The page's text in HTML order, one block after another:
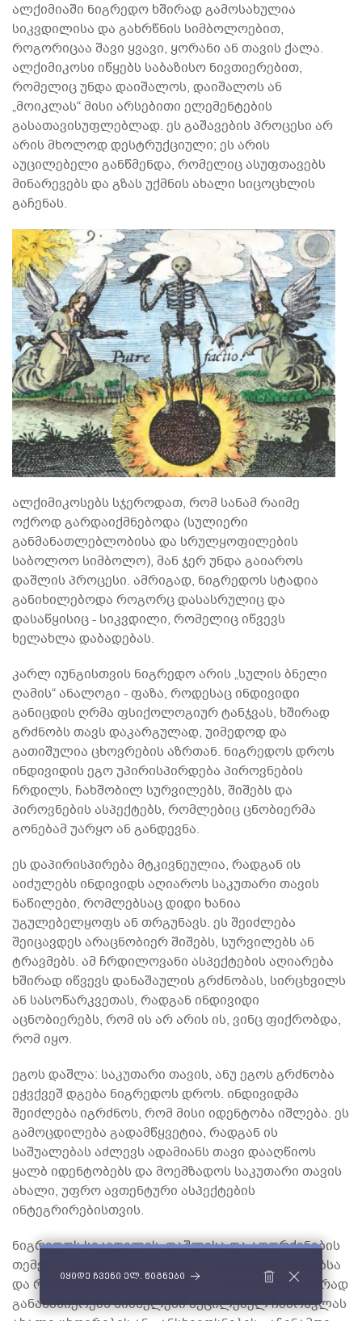
ალქიმიაში ნიგრედო ხშირად გამოსახულია
სიკვდილისა და გახრწნის სიმბოლოებით,
როგორიცაა შავი ყვავი, ყორანი ან თავის ქალა.
ალქიმიკოსი იწყებს საბაზისო ნივთიერებით,
რომელიც უნდა დაიშალოს, დაიშალოს ან
„მოიკლას“ მისი არსებითი ელემენტების
გასათავისუფლებლად. ეს გაშავების პროცესი არ
არის მხოლოდ დესტრუქციული; ეს არის
აუცილებელი განწმენდა, რომელიც ასუფთავებს
მინარევებს და გზას უქმნის ახალი სიცოცხლის
გაჩენას.
ალქიმიკოსებს სჯეროდათ, რომ სანამ რაიმე
ოქროდ გარდაიქმნებოდა (სულიერი
განმანათლებლობისა და სრულყოფილების
საბოლოო სიმბოლო), მან ჯერ უნდა გაიაროს
დაშლის პროცესი. ამრიგად, ნიგრედოს სტადია
განიხილებოდა როგორც დასასრულიც და
დასაწყისიც - სიკვდილი, რომელიც იწვევს
ხელახლა დაბადებას.
კარლ იუნგისთვის ნიგრედო არის „სულის ბნელი
ღამის“ ანალოგი - ფაზა, როდესაც ინდივიდი
განიცდის ღრმა ფსიქოლოგიურ ტანჯვას, ხშირად
გრძნობს თავს დაკარგულად, უიმედოდ და
გათიშულია ცხოვრების აზრთან. ნიგრედოს დროს
ინდივიდის ეგო უპირისპირდება პიროვნების
ჩრდილს, ჩახშობილ სურვილებს, შიშებს და
პიროვნების ასპექტებს, რომლებიც ცნობიერმა
გონებამ უარყო ან განდევნა.
ეს დაპირისპირება მტკივნეულია, რადგან ის
აიძულებს ინდივიდს აღიაროს საკუთარი თავის
ნაწილები, რომლებსაც დიდი ხანია
უგულებელყოფს ან თრგუნავს. ეს შეიძლება
შეიცავდეს არაცნობიერ შიშებს, სურვილებს ან
ტრავმებს. ამ ჩრდილოვანი ასპექტების აღიარება
ხშირად იწვევს დანაშაულის გრძნობას, სირცხვილს
ან სასოწარკვეთას, რადგან ინდივიდი
აცნობიერებს, რომ ის არ არის ის, ვინც ფიქრობდა,
რომ იყო.
ეგოს დაშლა: საკუთარი თავის, ანუ ეგოს გრძნობა
ეჭვქვეშ დგება ნიგრედოს დროს. ინდივიდმა
შეიძლება იგრძნოს, რომ მისი იდენტობა იშლება. ეს
გამოცდილება გადამწყვეტია, რადგან ის
საშუალებას აძლევს ადამიანს თავი დააღწიოს
ყალბ იდენტობებს და მოემზადოს საკუთარი თავის
ახალი, უფრო ავთენტური ასპექტების
ინტეგრირებისთვის.
ნიგრედოს სიკვდილის, დაშლისა და აღორძინების
თემები ღრმად არის ჩასმული სხვადასხვა მითებსა
და რელიგიურ ტრადიციებში. ეს ისტორიები ხშირად
განასახიერებს სიბნელეში აუცილებელ ჩამოსვლას
იყიდე ჩვენი ელ. წიგნები